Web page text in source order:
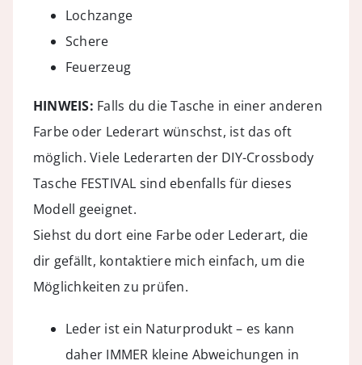
Lochzange
Schere
Feuerzeug
HINWEIS: Falls du die Tasche in einer anderen
Farbe oder Lederart wünschst, ist das oft
möglich. Viele Lederarten der DIY-Crossbody
Tasche FESTIVAL sind ebenfalls für dieses
Modell geeignet.
Siehst du dort eine Farbe oder Lederart, die
dir gefällt, kontaktiere mich einfach, um die
Möglichkeiten zu prüfen.
Leder ist ein Naturprodukt – es kann
daher IMMER kleine Abweichungen in